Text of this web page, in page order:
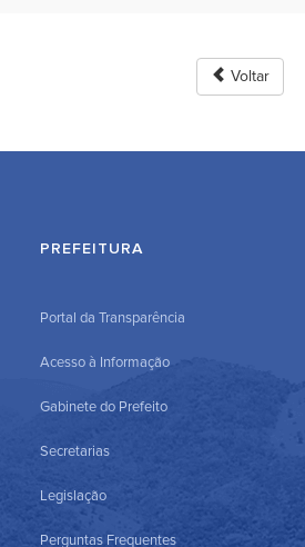
Voltar
PREFEITURA
Portal da Transparência
Acesso à Informação
Gabinete do Prefeito
Secretarias
Legislação
Perguntas Frequentes